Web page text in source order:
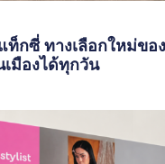
กซี่ ทางเลือกใหม่ขอ
เมืองได้ทุกวัน